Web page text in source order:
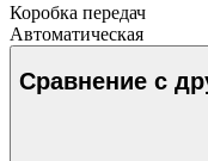
Коробка передач
Автоматическая
Сравнение с